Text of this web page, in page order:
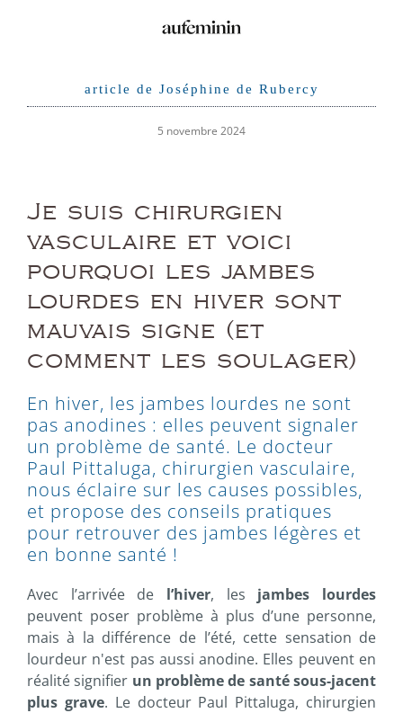
article de Joséphine de Rubercy
5 novembre 2024
Je suis chirurgien
vasculaire et voici
pourquoi les jambes
lourdes en hiver sont
mauvais signe (et
comment les soulager)
En hiver, les jambes lourdes ne sont
pas anodines : elles peuvent signaler
un problème de santé. Le docteur
Paul Pittaluga, chirurgien vasculaire,
nous éclaire sur les causes possibles,
et propose des conseils pratiques
pour retrouver des jambes légères et
en bonne santé !
Avec l’arrivée de l’hiver, les jambes lourdes
peuvent poser problème à plus d’une personne,
mais à la différence de l’été, cette sensation de
lourdeur n'est pas aussi anodine. Elles peuvent en
réalité signifier un problème de santé sous-jacent
plus grave. Le docteur Paul Pittaluga, chirurgien